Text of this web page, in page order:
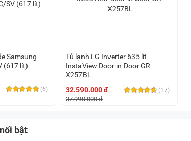
Samsung
(617 lít)
(6)
Tủ lạnh LG Inverter 635 lít
InstaView Door-in-Door GR-
X257BL
(17)
32.590.000 đ
37.990.000 đ
bật